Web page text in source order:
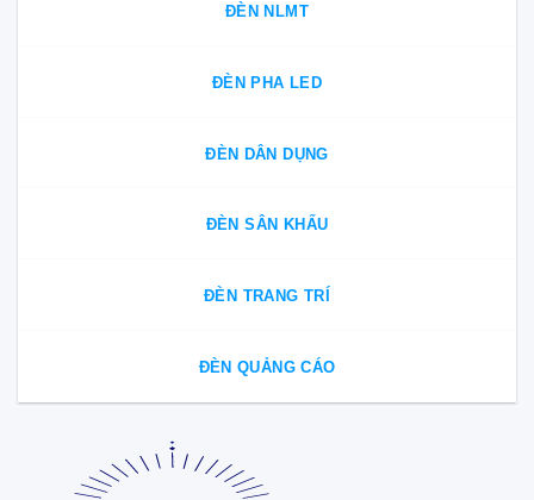
ĐÈN NLMT
ĐÈN PHA LED
ĐÈN DÂN DỤNG
ĐÈN SÂN KHẤU
ĐÈN TRANG TRÍ
ĐÈN QUẢNG CÁO